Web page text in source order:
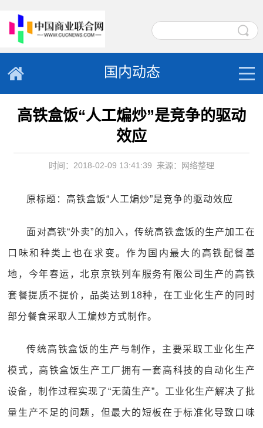
国内动态
高铁盒饭“人工煸炒”是竞争的驱动
效应
时间：2018-02-09 13:41:39 来源：网络整理
原标题：高铁盒饭“人工煸炒”是竞争的驱动效应
面对高铁“外卖”的加入，传统高铁盒饭的生产加工在
口味和种类上也在求变。作为国内最大的高铁配餐基
地，今年春运，北京京铁列车服务有限公司生产的高铁
套餐提质不提价，品类达到18种，在工业化生产的同时
部分餐食采取人工煸炒方式制作。
传统高铁盒饭的生产与制作，主要采取工业化生产
模式，高铁盒饭生产工厂拥有一套高科技的自动化生产
设备，制作过程实现了“无菌生产”。工业化生产解决了批
量生产不足的问题，但最大的短板在于标准化导致口味